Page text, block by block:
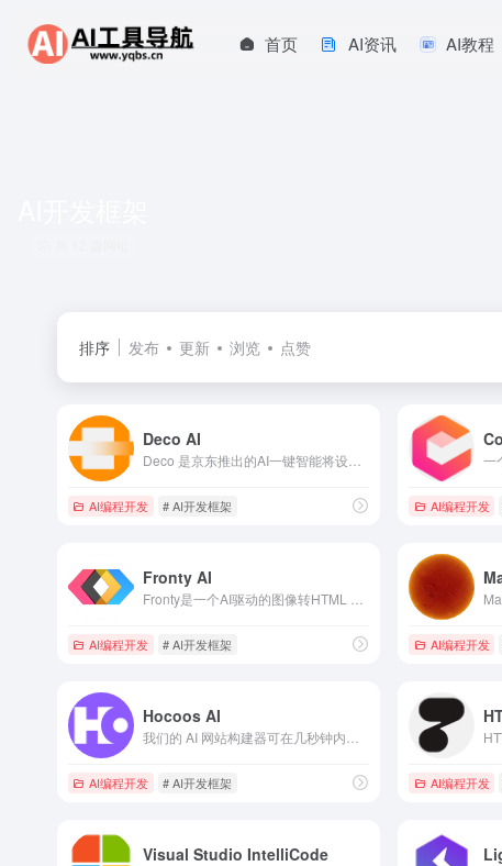
首页 AI资讯 AI教程
排序 发布 更新 浏览 点赞
Deco AI
AI编程开发 # AI开发框架 AI编程开发
Fronty AI
AI编程开发 # AI开发框架 AI编程开发
Hocoos AI
AI编程开发 # AI开发框架 AI编程开发
Visual Studio IntelliCode